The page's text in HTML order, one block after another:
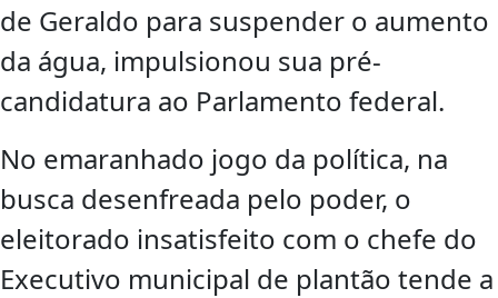
de Geraldo para suspender o aumento
da água, impulsionou sua pré-
candidatura ao Parlamento federal.
No emaranhado jogo da política, na
busca desenfreada pelo poder, o
eleitorado insatisfeito com o chefe do
Executivo municipal de plantão tende a